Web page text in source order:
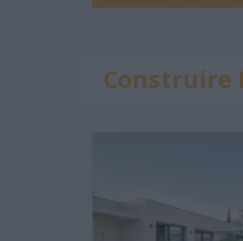
Construire